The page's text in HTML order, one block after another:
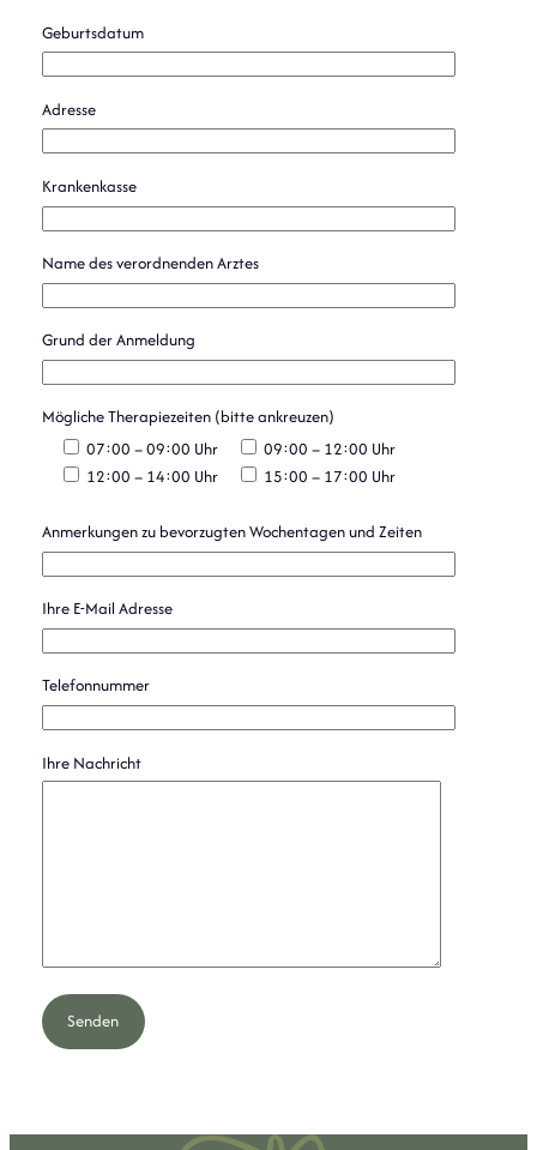
Geburtsdatum
Adresse
Krankenkasse
Name des verordnenden Arztes
Grund der Anmeldung
Mögliche Therapiezeiten (bitte ankreuzen)
07:00 – 09:00 Uhr
09:00 – 12:00 Uhr
12:00 – 14:00 Uhr
15:00 – 17:00 Uhr
Anmerkungen zu bevorzugten Wochentagen und Zeiten
Ihre E-Mail Adresse
Telefonnummer
Ihre Nachricht